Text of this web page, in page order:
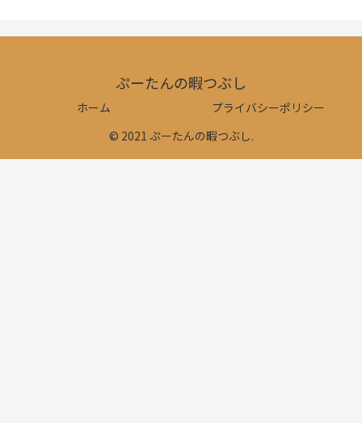
ぷーたんの暇つぶし
ホーム
プライバシーポリシー
© 2021 ぷーたんの暇つぶし.